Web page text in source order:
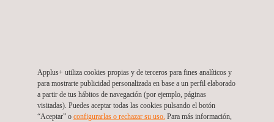
exterior
Applus+ utiliza cookies propias y de terceros para fines analíticos y
para mostrarte publicidad personalizada en base a un perfil elaborado
a partir de tus hábitos de navegación (por ejemplo, páginas
visitadas). Puedes aceptar todas las cookies pulsando el botón
“Aceptar” o configurarlas o rechazar su uso. Para más información,